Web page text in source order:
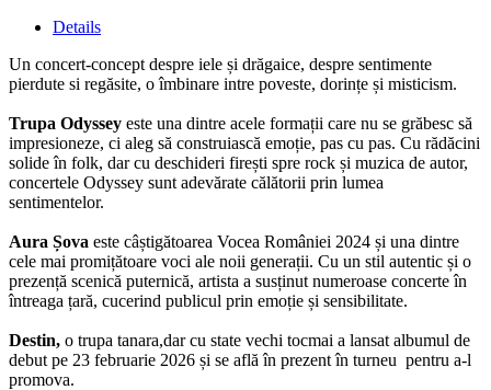
Details
Un concert-concept despre iele și drăgaice, despre sentimente
pierdute si regăsite, o îmbinare intre poveste, dorințe și misticism.
Trupa Odyssey este una dintre acele formații care nu se grăbesc să
impresioneze, ci aleg să construiască emoție, pas cu pas. Cu rădăcini
solide în folk, dar cu deschideri firești spre rock și muzica de autor,
concertele Odyssey sunt adevărate călătorii prin lumea
sentimentelor.
Aura Șova este câștigătoarea Vocea României 2024 și una dintre
cele mai promițătoare voci ale noii generații. Cu un stil autentic și o
prezență scenică puternică, artista a susținut numeroase concerte în
întreaga țară, cucerind publicul prin emoție și sensibilitate.
Destin, o trupa tanara,dar cu state vechi tocmai a lansat albumul de
debut pe 23 februarie 2026 și se află în prezent în turneu pentru a-l
promova.